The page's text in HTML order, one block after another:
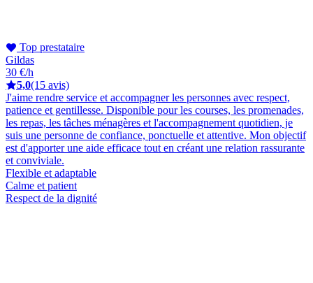
Top prestataire
Gildas
30 €/h
5,0(15 avis)
J'aime rendre service et accompagner les personnes avec respect,
patience et gentillesse. Disponible pour les courses, les promenades,
les repas, les tâches ménagères et l'accompagnement quotidien, je
suis une personne de confiance, ponctuelle et attentive. Mon objectif
est d'apporter une aide efficace tout en créant une relation rassurante
et conviviale.
Flexible et adaptable
Calme et patient
Respect de la dignité